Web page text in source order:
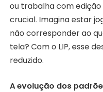
ou trabalha com edição
crucial. Imagina estar
não corresponder ao
tela? Com o LIP, esse
reduzido.
A evolução dos